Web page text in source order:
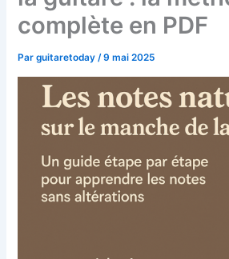
complète en PDF
Parguitaretoday/9 mai 2025